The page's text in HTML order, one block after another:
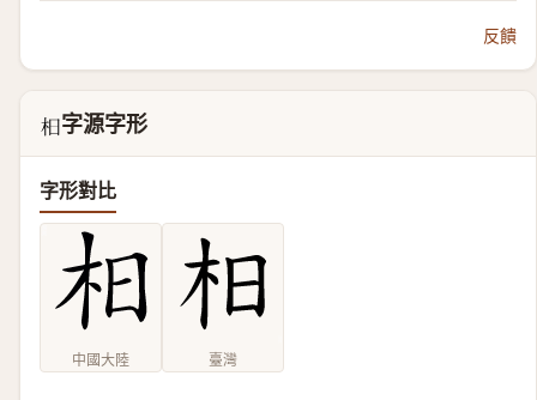
反饋
𣏬 字源字形
字形對比
中國大陸 臺灣